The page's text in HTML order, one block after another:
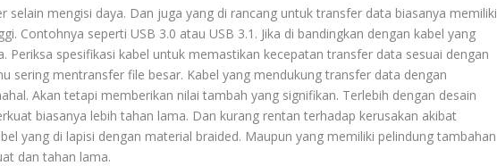
selain mengisi daya. Dan juga yang di rancang untuk transfer data biasanya memiliki
Contohnya seperti USB 3.0 atau USB 3.1. Jika di bandingkan dengan kabel yang
Periksa spesifikasi kabel untuk memastikan kecepatan transfer data sesuai dengan
sering mentransfer file besar. Kabel yang mendukung transfer data dengan
Akan tetapi memberikan nilai tambah yang signifikan. Terlebih dengan desain
biasanya lebih tahan lama. Dan kurang rentan terhadap kerusakan akibat
yang di lapisi dengan material braided. Maupun yang memiliki pelindung tambahan
dan tahan lama.